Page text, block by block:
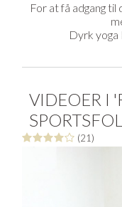
Vælg det fokus,
eller flere af
For at få adgang
Dyrk yoga
VIDEOER I
(21)